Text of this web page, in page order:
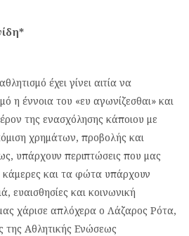
έχει γίνει αιτία να
η έννοια του «ευ αγωνίζεσθαι» και
της ενασχόλησης κάποιου με
χρημάτων, προβολής και
υπάρχουν περιπτώσεις που μας
κάμερες και τα φώτα υπάρχουν
ευαισθησίες και κοινωνική
χάρισε απλόχερα ο Λάζαρος Ρότα,
της Αθλητικής Ενώσεως